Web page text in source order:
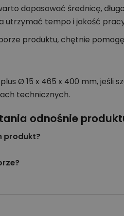
dopasować średnicę,
utrzymać tempo i jakość
produktu, chętnie
Ø 15 x 465 x 400 mm,
technicznych.
odnośnie
produkt?